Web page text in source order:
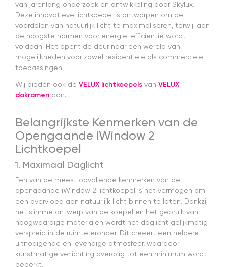
inrollen.
van jarenlang onderzoek en ontwikkeling door Skylux.
Deze innovatieve lichtkoepel is ontworpen om de
voordelen van natuurlijk licht te maximaliseren, terwijl aan
de hoogste normen voor energie-efficiëntie wordt
voldaan. Het opent de deur naar een wereld van
mogelijkheden voor zowel residentiële als commerciële
toepassingen.
Wij bieden ook de VELUX lichtkoepels van VELUX
dakramen aan.
Belangrijkste Kenmerken van de
Opengaande iWindow 2
Lichtkoepel
1. Maximaal Daglicht
Een van de meest opvallende kenmerken van de
opengaande iWindow 2 lichtkoepel is het vermogen om
een overvloed aan natuurlijk licht binnen te laten. Dankzij
het slimme ontwerp van de koepel en het gebruik van
hoogwaardige materialen wordt het daglicht gelijkmatig
verspreid in de ruimte eronder. Dit creëert een heldere,
uitnodigende en levendige atmosfeer, waardoor
kunstmatige verlichting overdag tot een minimum wordt
beperkt.